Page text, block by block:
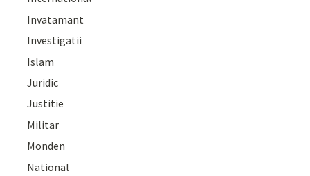
Invatamant
Investigatii
Islam
Juridic
Justitie
Militar
Monden
National